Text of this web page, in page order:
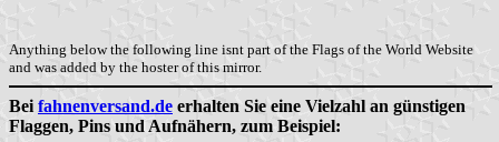
Anything below the following line isnt part of the Flags of the World Website
and was added by the hoster of this mirror.
Bei fahnenversand.de erhalten Sie eine Vielzahl an günstigen
Flaggen, Pins und Aufnähern, zum Beispiel: